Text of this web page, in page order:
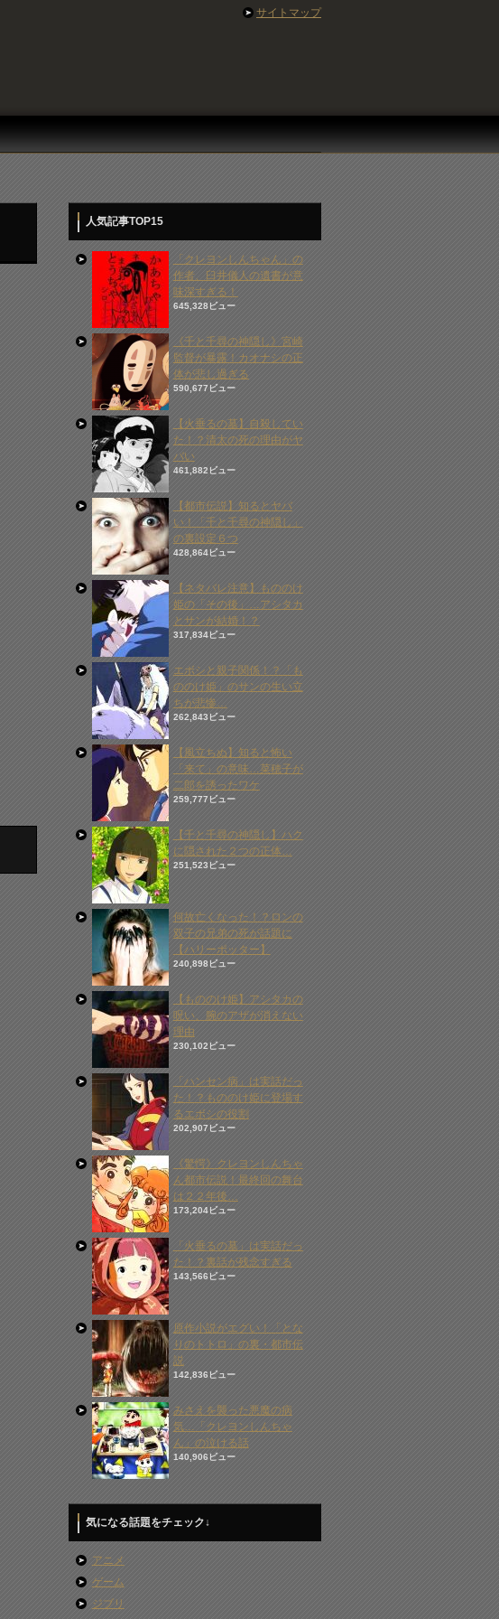
人気記事TOP15
「クレヨンしんちゃん」の
作者、臼井儀人の遺書が意
味深すぎる！
645,328ビュー
《千と千尋の神隠し》宮崎
監督が暴露！カオナシの正
体が悲し過ぎる
590,677ビュー
【火垂るの墓】自殺してい
た！？清太の死の理由がヤ
バい
461,882ビュー
【都市伝説】知るとヤバ
い！「千と千尋の神隠し」
の裏設定６つ
428,864ビュー
【ネタバレ注意】もののけ
姫の「その後」…アシタカ
とサンが結婚！？
317,834ビュー
エボシと親子関係！？「も
ののけ姫」のサンの生い立
ちが悲惨…
262,843ビュー
【風立ちぬ】知ると怖い
「来て」の意味…菜穂子が
二郎を誘ったワケ
259,777ビュー
【千と千尋の神隠し】ハク
に隠された２つの正体…
251,523ビュー
何故亡くなった！？ロンの
双子の兄弟の死が話題に
【ハリーポッター】
240,898ビュー
【もののけ姫】アシタカの
呪い、腕のアザが消えない
理由
230,102ビュー
「ハンセン病」は実話だっ
た！？もののけ姫に登場す
るエボシの役割
202,907ビュー
《驚愕》クレヨンしんちゃ
ん都市伝説！最終回の舞台
は２２年後…
173,204ビュー
「火垂るの墓」は実話だっ
た！？裏話が残念すぎる
143,566ビュー
原作小説がエグい！「とな
りのトトロ」の裏・都市伝
説
142,836ビュー
みさえを襲った悪魔の病
気…「クレヨンしんちゃ
ん」の泣ける話
140,906ビュー
気になる話題をチェック↓
アニメ
ゲーム
ジブリ
サイトマップ